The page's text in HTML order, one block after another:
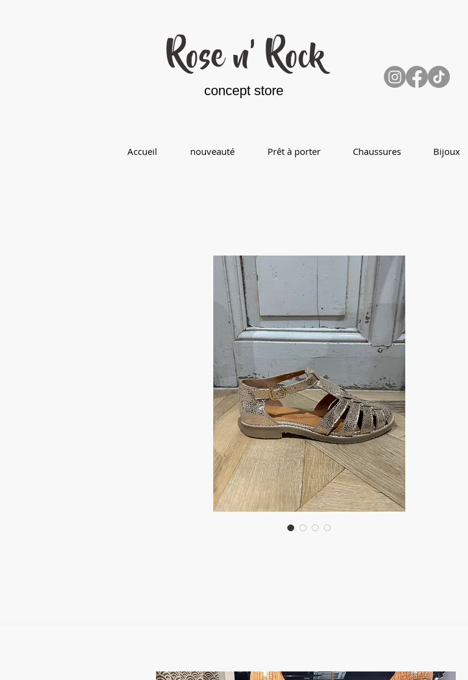
Rose n' Rock
concept store
Accueil nouveauté Prêt à porter Chaussures Bijoux